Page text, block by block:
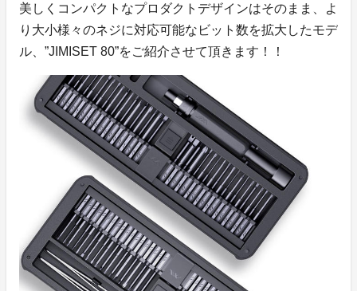
美しくコンパクトなプロダクトデザインはそのまま、よ
り大小様々のネジに対応可能なビット数を拡大したモデ
ル、”JIMISET 80”をご紹介させて頂きます！！